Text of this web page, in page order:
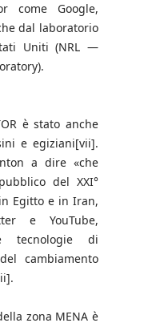
come Google,
dal laboratorio
Uniti (NRL —
è stato anche
e egiziani[vii].
a dire «che
del XXI°
Egitto e in Iran,
e YouTube,
tecnologie di
cambiamento
zona MENA è